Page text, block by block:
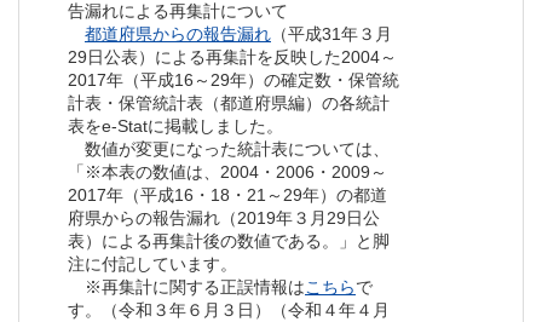
告漏れによる再集計について
都道府県からの報告漏れ （平成31年３月
29日公表）による再集計を反映した2004～
2017年（平成16～29年）の確定数・保管統
計表・保管統計表（都道府県編）の各統計
表をe-Statに掲載しました。
数値が変更になった統計表については、
「※本表の数値は、2004・2006・2009～
2017年（平成16・18・21～29年）の都道
府県からの報告漏れ（2019年３月29日公
表）による再集計後の数値である。」と脚
注に付記しています。
※再集計に関する正誤情報はこちらで
す。（令和３年６月３日）（令和４年４月